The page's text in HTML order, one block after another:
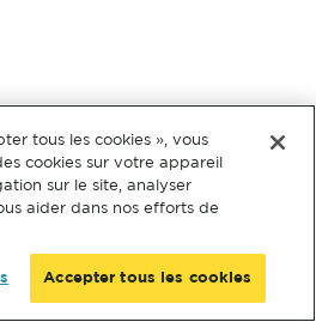
tous les cookies », vous
cookies sur votre appareil
sur le site, analyser
aider dans nos efforts de
Accepter tous les cookies